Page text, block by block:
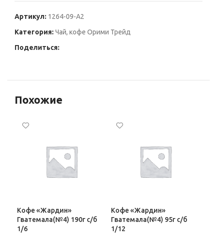
Артикул: 1264-09-А2
Категория: Чай, кофе Орими Трейд
Поделиться:
Похожие
Кофе «Жардин»
Гватемала(№4) 190г с/б
1/6
Кофе «Жардин»
Гватемала(№4) 95г с/б
1/12